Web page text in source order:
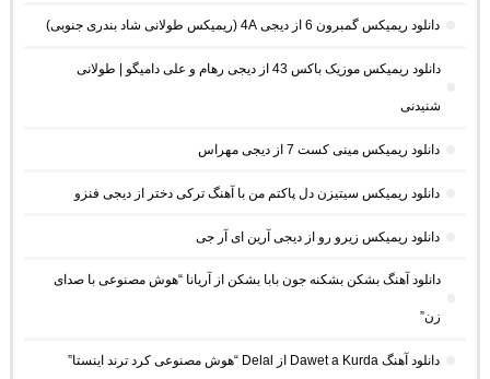
دانلود ریمیکس گمبرون 6 از دیجی 4A (ریمیکس طولانی شاد بندری جنوبی)
دانلود ریمیکس موزیک باکس 43 از دیجی رهام و علی دامیگو | طولانی
شنیدنی
دانلود ریمیکس مینی کست 7 از دیجی مهراس
دانلود ریمیکس سیتیزن دل پاکتم من با آهنگ ترکی دختر از دیجی فنزو
دانلود ریمیکس زیرو رو از دیجی آرین ای آر جی
دانلود آهنگ بشکن بشکنه جون بابا بشکن از آریانا “هوش مصنوعی با صدای
زن”
دانلود آهنگ Dawet a Kurda از Delal “هوش مصنوعی کرد ترند اینستا”